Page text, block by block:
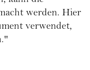
werden. Hier
verwendet,